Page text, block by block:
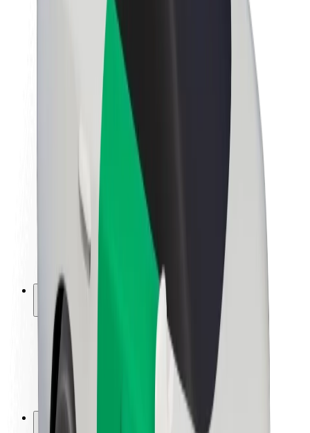
Informazioni Su Bolt
Sostenibilità in Bolt
Project Zero
Sala stampa
Linee guida del marchio
Missione
Relazioni con gli investitori
Leadership
Marca
Fondo Urban
Sicurezza
Viaggia in sicurezza
Guida in sicurezza
Vai in sicurezza
Laboratorio sulla Sicurezza
Città